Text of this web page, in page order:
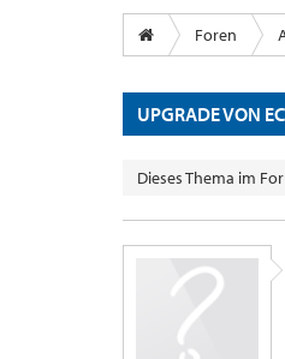
Foren
UPGRADE VON
Dieses Thema im